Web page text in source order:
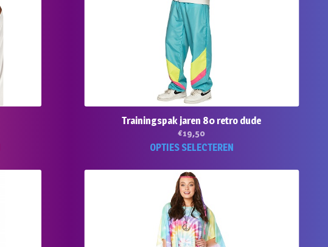
Trainingspak jaren 80 retro dude
€19,50
OPTIES SELECTEREN
heeft